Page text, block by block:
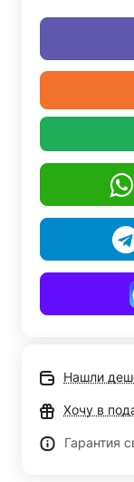
Нашли
Хочу в
Гарантия